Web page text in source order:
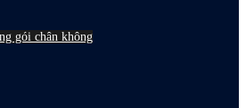
gói chân không